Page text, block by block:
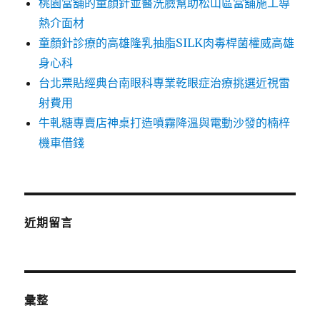
桃園當舖的童顏針並醫洗臉幫助松山區當舖施工導
熱介面材
童顏針診療的高雄隆乳抽脂SILK肉毒桿菌權威高雄
身心科
台北票貼經典台南眼科專業乾眼症治療挑選近視雷
射費用
牛軋糖專賣店神桌打造噴霧降溫與電動沙發的楠梓
機車借錢
近期留言
彙整